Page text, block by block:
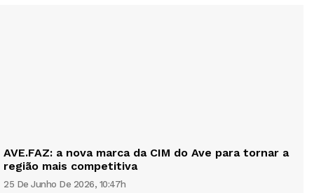
AVE.FAZ: a nova marca da CIM do Ave para tornar a
região mais competitiva
25 De Junho De 2026, 10:47h